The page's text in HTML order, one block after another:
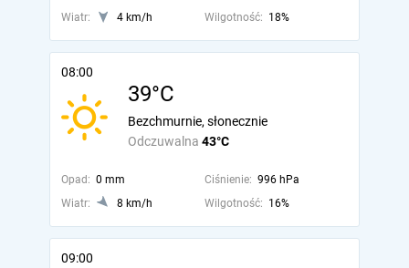
Wiatr: 4 km/h Wilgotność: 18%
08:00
39°C
Odczuwalna 43°C
Bezchmurnie, słonecznie
Opad: 0 mm Ciśnienie: 996 hPa
Wiatr:
8 km/h Wilgotność: 16%
09:00